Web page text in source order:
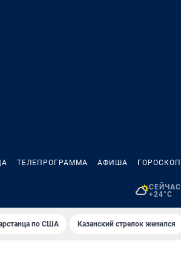
ТЕЛЕПРОГРАММА АФИША ГОРОСКОП
СЕЙЧАС
+24°C
по США Казанский стрелок женился